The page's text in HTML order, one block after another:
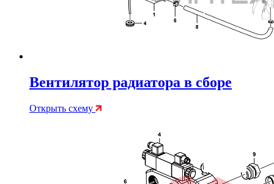
Вентилятор радиатора в сборе
Открыть схему